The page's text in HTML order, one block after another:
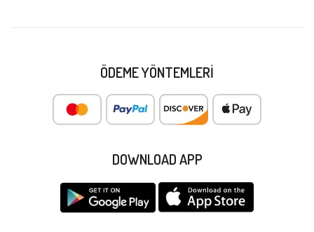
ÖDEME YÖNTEMLERI
DOWNLOAD APP